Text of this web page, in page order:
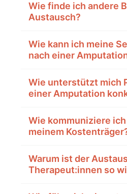
Wie finde ich andere
Austausch?
Wie kann ich meine
nach einer
Wie unterstützt mich
einer Amputation
Wie kommuniziere
meinem
Warum ist der
Therapeut:innen so